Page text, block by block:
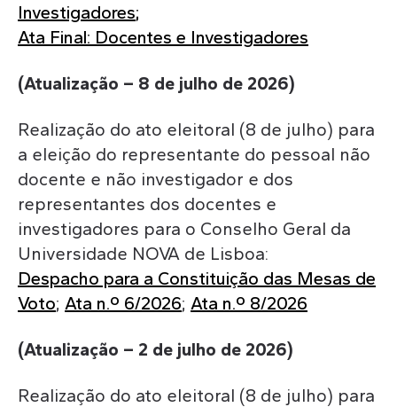
Investigadores;
Ata Final: Docentes e Investigadores
(Atualização – 8 de julho de 2026)
Realização do ato eleitoral (8 de julho) para
a eleição do representante do pessoal não
docente e não investigador e dos
representantes dos docentes e
investigadores para o Conselho Geral da
Universidade NOVA de Lisboa:
Despacho para a Constituição das Mesas de
Voto; Ata n.º 6/2026; Ata n.º 8/2026
(Atualização – 2 de julho de 2026)
Realização do ato eleitoral (8 de julho) para